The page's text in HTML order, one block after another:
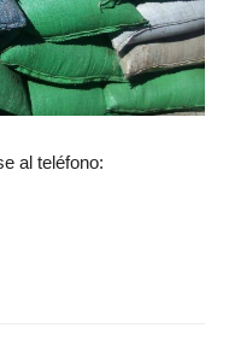
al teléfono: